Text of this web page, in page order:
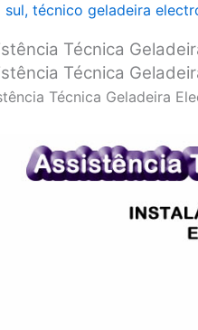
sul, técnico geladeira
Técnica
Técnica
Técnica Geladeira